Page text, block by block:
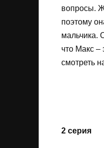
вопросы.
поэтому
мальчика.
что Макс
смотреть
2 серия